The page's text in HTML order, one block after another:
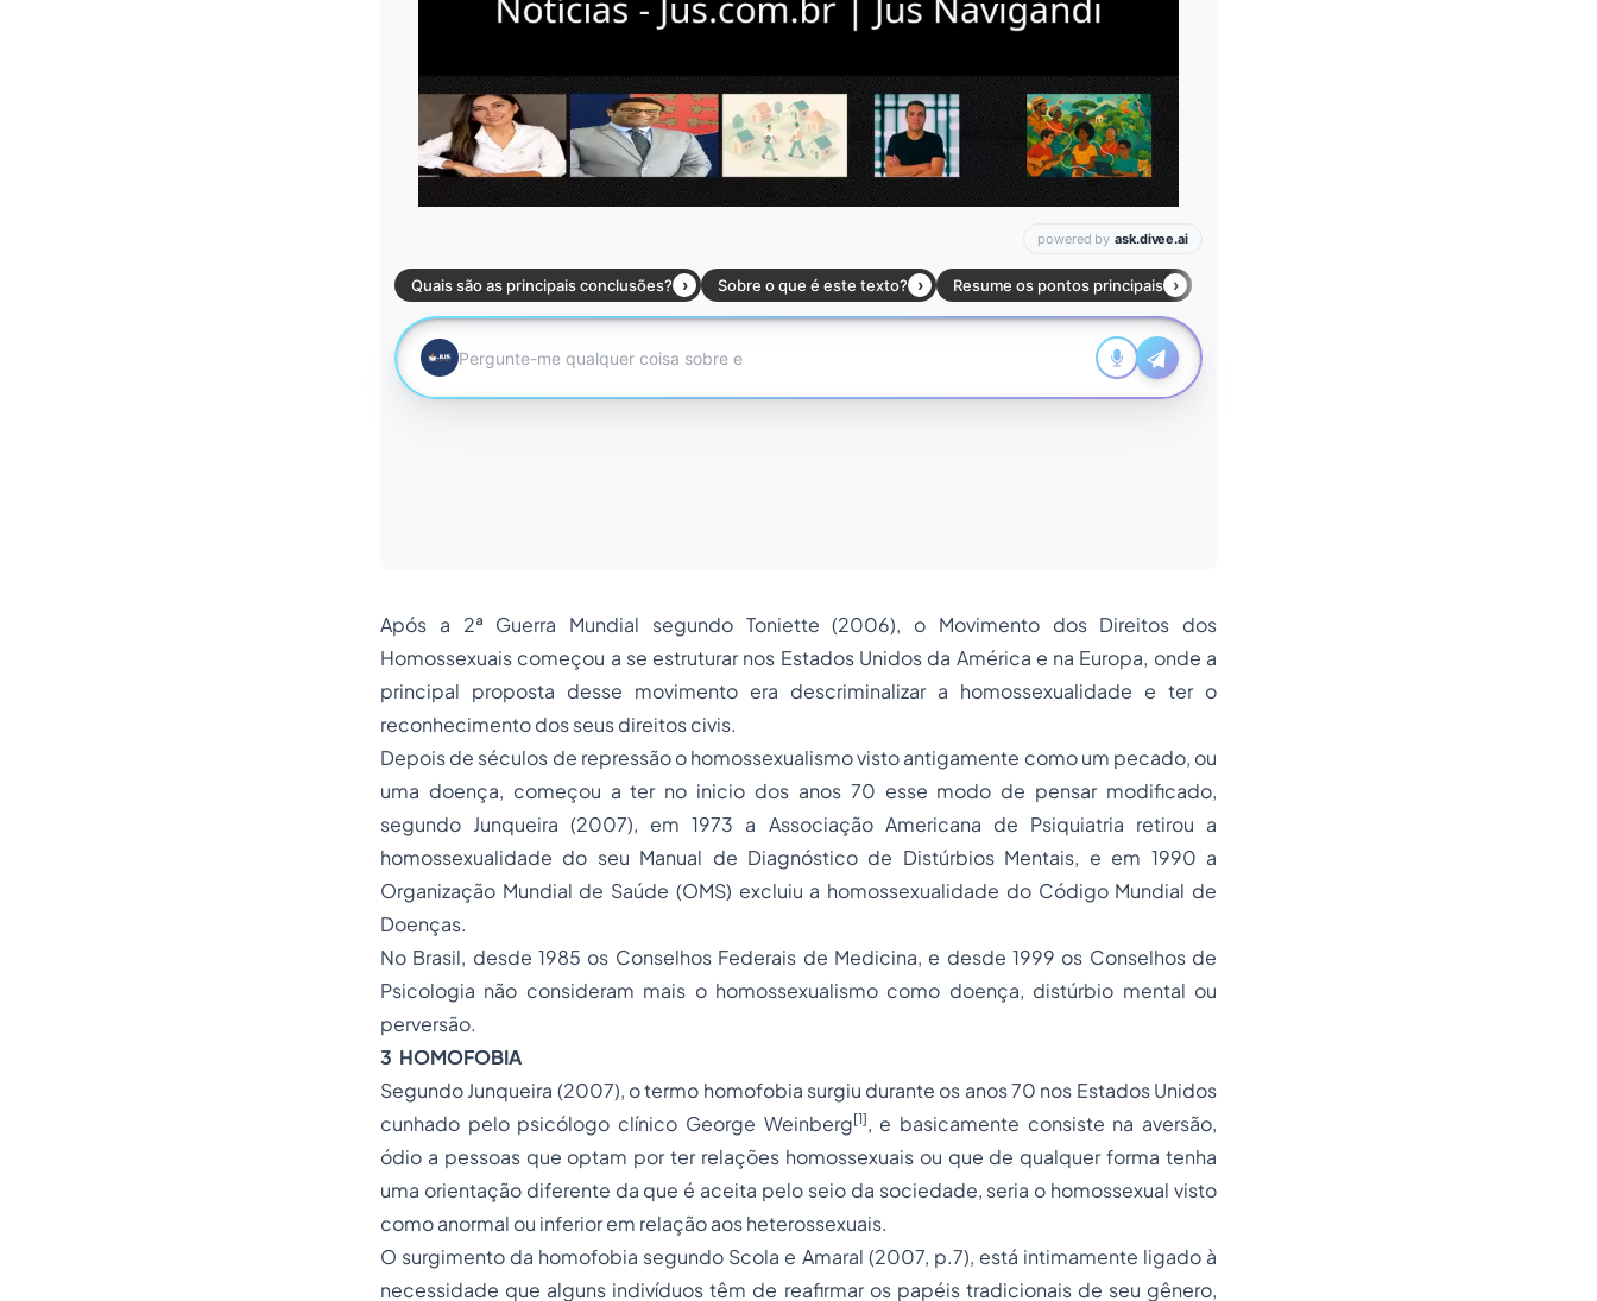
Após a 2ª Guerra Mundial segundo Toniette (2006), o Movimento dos Direitos dos
Homossexuais começou a se estruturar nos Estados Unidos da América e na Europa, onde a
principal proposta desse movimento era descriminalizar a homossexualidade e ter o
reconhecimento dos seus direitos civis.
Depois de séculos de repressão o homossexualismo visto antigamente como um pecado, ou
uma doença, começou a ter no inicio dos anos 70 esse modo de pensar modificado,
segundo Junqueira (2007), em 1973 a Associação Americana de Psiquiatria retirou a
homossexualidade do seu Manual de Diagnóstico de Distúrbios Mentais, e em 1990 a
Organização Mundial de Saúde (OMS) excluiu a homossexualidade do Código Mundial de
Doenças.
No Brasil, desde 1985 os Conselhos Federais de Medicina, e desde 1999 os Conselhos de
Psicologia não consideram mais o homossexualismo como doença, distúrbio mental ou
perversão.
3 HOMOFOBIA
Segundo Junqueira (2007), o termo homofobia surgiu durante os anos 70 nos Estados Unidos
cunhado pelo psicólogo clínico George Weinberg[1], e basicamente consiste na aversão,
ódio a pessoas que optam por ter relações homossexuais ou que de qualquer forma tenha
uma orientação diferente da que é aceita pelo seio da sociedade, seria o homossexual visto
como anormal ou inferior em relação aos heterossexuais.
O surgimento da homofobia segundo Scola e Amaral (2007, p.7), está intimamente ligado à
necessidade que alguns indivíduos têm de reafirmar os papéis tradicionais de seu gênero,